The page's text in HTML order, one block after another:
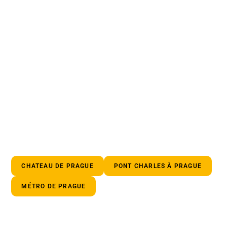
CHATEAU DE PRAGUE PONT CHARLES À PRAGUE
MÉTRO DE PRAGUE